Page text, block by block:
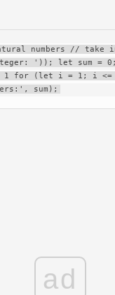
numbers // take
')); let sum =
for (let i = 1; i <=
sum);
ad